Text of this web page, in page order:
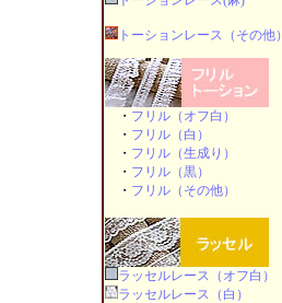
トーションレース（その他）
・ フリル（オフ白）
・ フリル（白）
・ フリル（生成り）
・ フリル（黒）
・ フリル（その他）
ラッセルレース（オフ白）
ラッセルレース（白）